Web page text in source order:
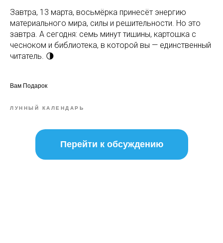
Завтра, 13 марта, восьмёрка принесёт энергию
материального мира, силы и решительности. Но это
завтра. А сегодня: семь минут тишины, картошка с
чесноком и библиотека, в которой вы — единственный
читатель. 🌗
Вам Подарок
ЛУННЫЙ КАЛЕНДАРЬ
Перейти к обсуждению